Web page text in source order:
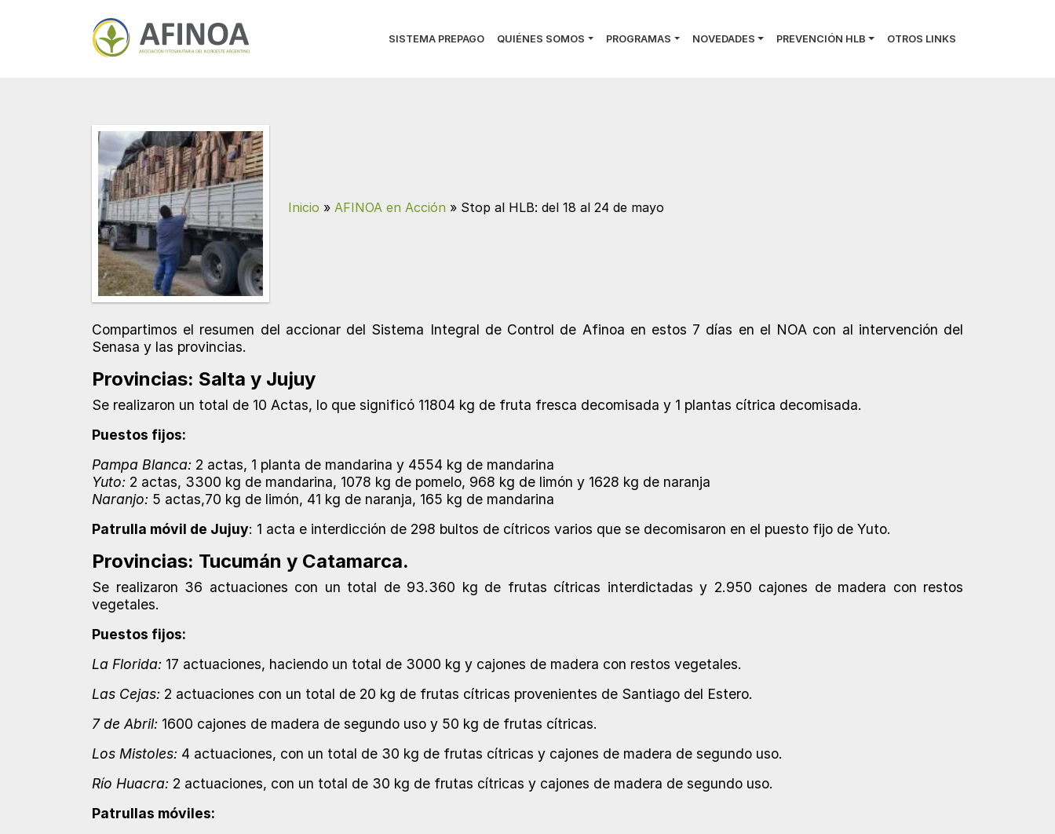
SISTEMA PREPAGO QUIÉNES SOMOS PROGRAMAS NOVEDADES PREVENCIÓN HLB OTROS LINKS
Inicio » AFINOA en Acción » Stop al HLB: del 18 al 24 de mayo
Compartimos el resumen del accionar del Sistema Integral de Control de Afinoa en estos 7 días en el NOA con al intervención del
Senasa y las provincias.
Provincias: Salta y Jujuy
Se realizaron un total de 10 Actas, lo que significó 11804 kg de fruta fresca decomisada y 1 plantas cítrica decomisada.
Puestos fijos:
Pampa Blanca: 2 actas, 1 planta de mandarina y 4554 kg de mandarina
Yuto: 2 actas, 3300 kg de mandarina, 1078 kg de pomelo, 968 kg de limón y 1628 kg de naranja
Naranjo: 5 actas,70 kg de limón, 41 kg de naranja, 165 kg de mandarina
Patrulla móvil de Jujuy: 1 acta e interdicción de 298 bultos de cítricos varios que se decomisaron en el puesto fijo de Yuto.
Provincias: Tucumán y Catamarca.
Se realizaron 36 actuaciones con un total de 93.360 kg de frutas cítricas interdictadas y 2.950 cajones de madera con restos
vegetales.
Puestos fijos:
La Florida: 17 actuaciones, haciendo un total de 3000 kg y cajones de madera con restos vegetales.
Las Cejas: 2 actuaciones con un total de 20 kg de frutas cítricas provenientes de Santiago del Estero.
7 de Abril: 1600 cajones de madera de segundo uso y 50 kg de frutas cítricas.
Los Mistoles: 4 actuaciones, con un total de 30 kg de frutas cítricas y cajones de madera de segundo uso.
Río Huacra: 2 actuaciones, con un total de 30 kg de frutas cítricas y cajones de madera de segundo uso.
Patrullas móviles: